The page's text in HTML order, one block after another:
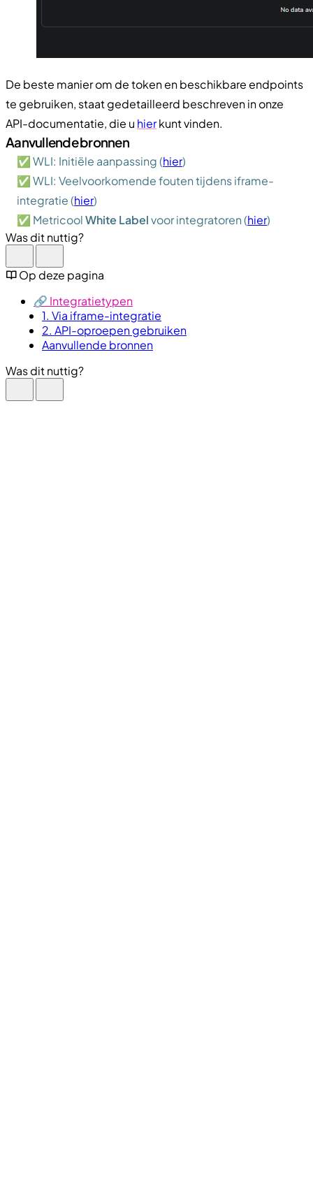
De beste manier om de token en beschikbare endpoints
te gebruiken, staat gedetailleerd beschreven in onze
API-documentatie, die u hierkunt vinden.
Aanvullende bronnen
✅ WLI: Initiële aanpassing (hier)
✅ WLI: Veelvoorkomende fouten tijdens iframe-
integratie (hier)
✅ MetricoolWhite Labelvoor integratoren (hier)
Was dit nuttig?
Op deze pagina
🔗 Integratietypen
1. Via iframe-integratie
2. API-oproepen gebruiken
Aanvullende bronnen
Was dit nuttig?